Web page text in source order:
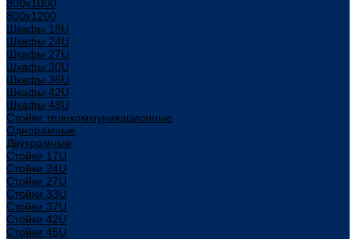
800х1000
800х1200
Шкафы 18U
Шкафы 24U
Шкафы 27U
Шкафы 30U
Шкафы 36U
Шкафы 42U
Шкафы 48U
Стойки телекоммуникационные
Однорамные
Двухрамные
Стойки 17U
Стойки 24U
Стойки 27U
Стойки 33U
Стойки 37U
Стойки 42U
Стойки 45U